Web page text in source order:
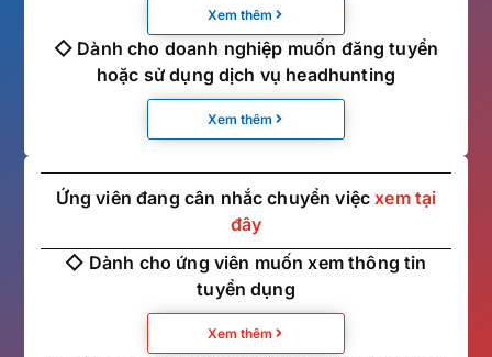
Xem thêm
◇ Dành cho doanh nghiệp muốn đăng tuyển
hoặc sử dụng dịch vụ headhunting
Xem thêm
Ứng viên đang cân nhắc chuyển việcxem tại
đây
◇ Dành cho ứng viên muốn xem thông tin
tuyển dụng
Xem thêm